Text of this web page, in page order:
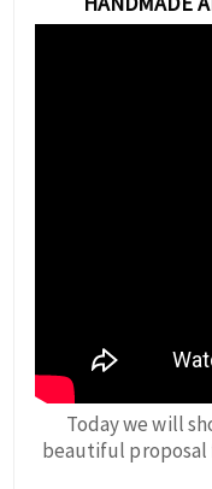
Today we will
beautiful proposal